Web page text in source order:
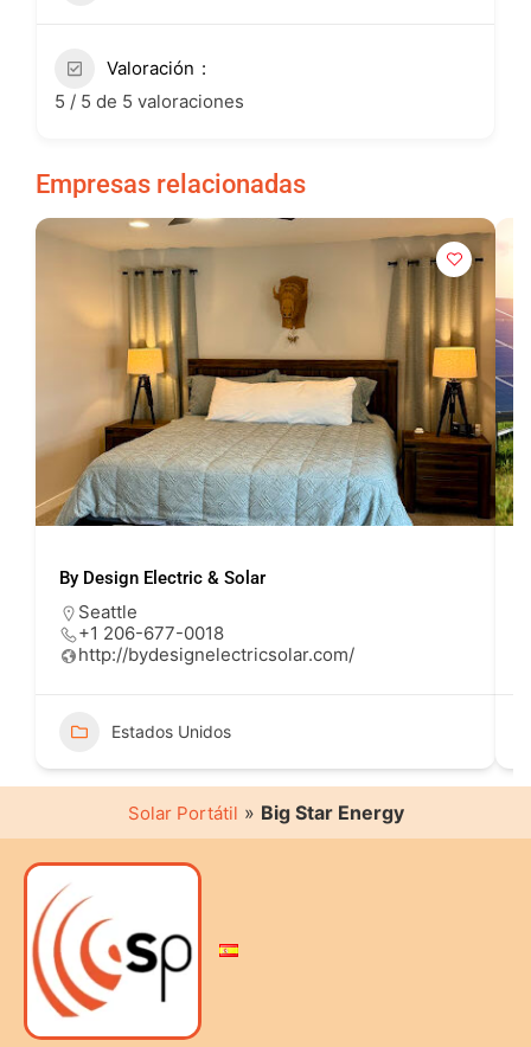
Valoración
5 / 5 de 5 valoraciones
Empresas relacionadas
By Design Electric & Solar
Seattle
+1 206-677-0018
http://bydesignelectricsolar.com/
Estados Unidos
Solar Portátil » Big Star Energy